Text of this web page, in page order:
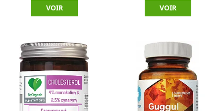
VOIR VOIR